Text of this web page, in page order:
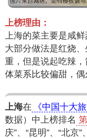
上榜理由：
上海的菜主要是咸
大部分做法是红烧
重，但是说起吃辣
体菜系比较偏甜，偶
上海在 《中国十大
数据）中上榜排名
庆”、“昆明”、“北京”